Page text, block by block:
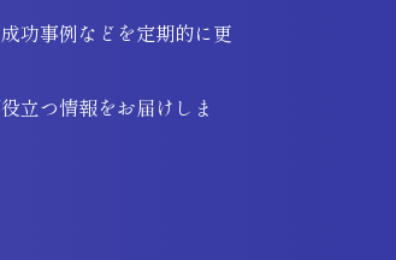
功事例などを定期的に更
立つ情報をお届けしま